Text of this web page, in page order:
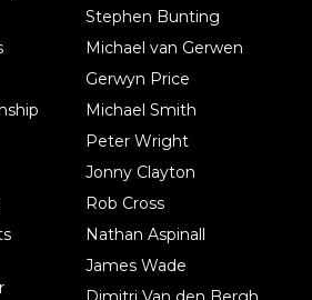
Stephen Bunting
Michael van Gerwen
Gerwyn Price
Michael Smith
Peter Wright
Jonny Clayton
Rob Cross
Nathan Aspinall
James Wade